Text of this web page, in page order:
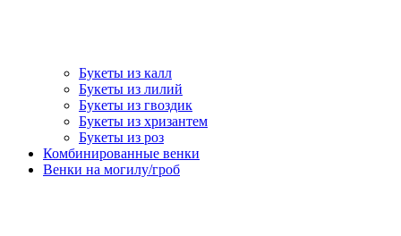
Букеты из калл
Букеты из лилий
Букеты из гвоздик
Букеты из хризантем
Букеты из роз
Комбинированные венки
Венки на могилу/гроб